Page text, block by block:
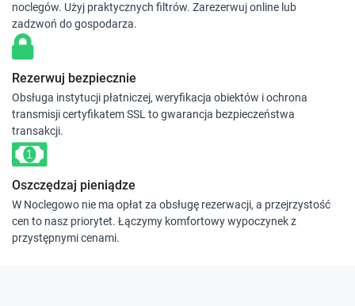
noclegów. Użyj praktycznych filtrów. Zarezerwuj online lub
zadzwoń do gospodarza.
Rezerwuj bezpiecznie
Obsługa instytucji płatniczej, weryfikacja obiektów i ochrona
transmisji certyfikatem SSL to gwarancja bezpieczeństwa
transakcji.
Oszczędzaj pieniądze
W Noclegowo nie ma opłat za obsługę rezerwacji, a przejrzystość
cen to nasz priorytet. Łączymy komfortowy wypoczynek z
przystępnymi cenami.